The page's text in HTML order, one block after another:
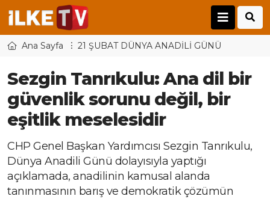
Ana Sayfa 21 ŞUBAT DÜNYA ANADİLİ GÜNÜ
Sezgin Tanrıkulu: Ana dil bir
güvenlik sorunu değil, bir
eşitlik meselesidir
CHP Genel Başkan Yardımcısı Sezgin Tanrıkulu,
Dünya Anadili Günü dolayısıyla yaptığı
açıklamada, anadilinin kamusal alanda
tanınmasının barış ve demokratik çözümün